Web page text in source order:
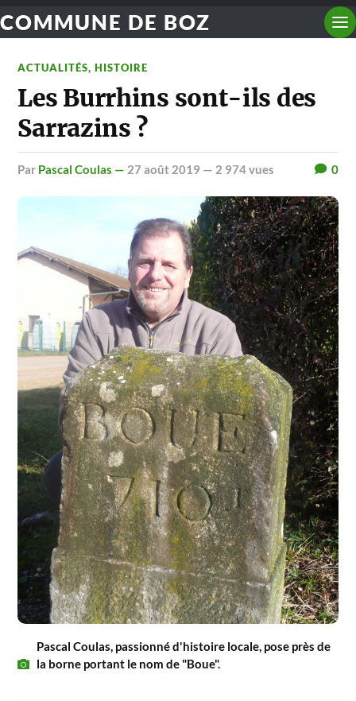
COMMUNE DE BOZ
ACTUALITÉS,HISTOIRE
Les Burrhins sont-ils des
Sarrazins ?
par Pascal Coulas — 27 août 2019 — 2 974 vues 0
Pascal Coulas, passionné d'histoire locale, pose près de
la borne portant le nom de "Boue".